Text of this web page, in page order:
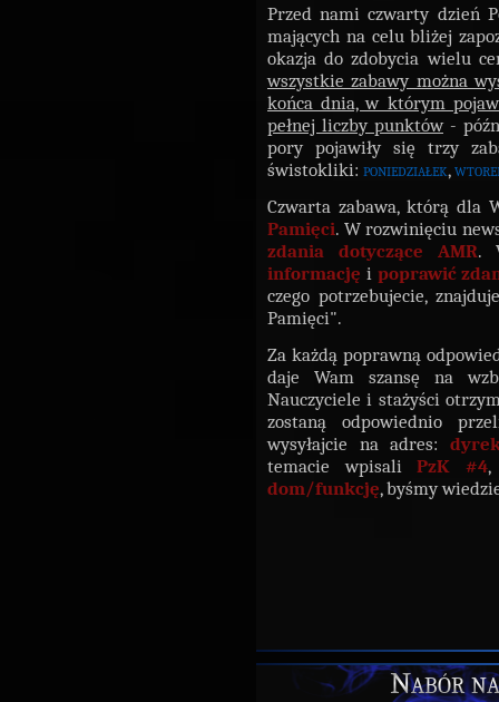
Przed nami czwarty dzień
mających na celu bliżej
okazja do zdobycia wielu
wszystkie zabawy można
końca dnia, w którym
pełnej liczby punktów-
pory pojawiły się trzy
świstokliki: poniedziałek,
Czwarta zabawa, którą dla
Pamięci. W rozwinięciu
zdania dotyczące AMR.
informację i poprawić
czego potrzebujecie,
Pamięci".
Za każdą poprawną
daje Wam szansę na
Nauczyciele i stażyści
zostaną odpowiednio
wysyłajcie na adres:
temacie wpisali PzK #4,
dom/funkcję, byśmy
Nabór